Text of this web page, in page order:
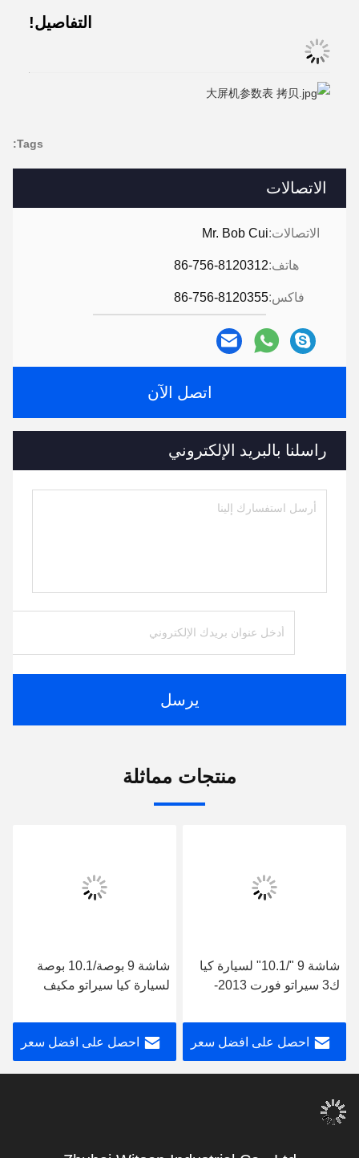
الاتصالات
الاتصالات:Mr. Bob Cui
هاتف:86-756-8120312
فاكس:86-756-8120355
اتصل الآن
راسلنا بالبريد الإلكتروني
يرسل
التفاصيل!
Tags:
منتجات مماثلة
شاشة 9 "/10.1" لسيارة كيا
ك3 سيراتو فورت 2013-
لاعب كاربلاي
احصل على افضل سعر
شاشة 9 بوصة/10.1 بوصة
لسيارة كيا سيراتو مكيف
ستيريو متعدد الوسائط
للسيارةاحصل على افضل سعر